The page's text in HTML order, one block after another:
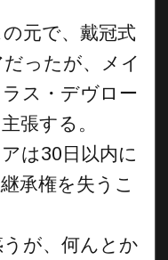
元で、戴冠式
ったが、メイ
ス・デヴロー
張する。
は30日以内に
承権を失うこ
が、何んとか